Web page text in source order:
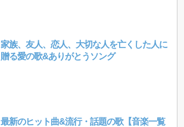
家族、友人、恋人、大切な人を亡くした人に
贈る愛の歌&ありがとうソング
最新のヒット曲&流行・話題の歌【音楽一覧